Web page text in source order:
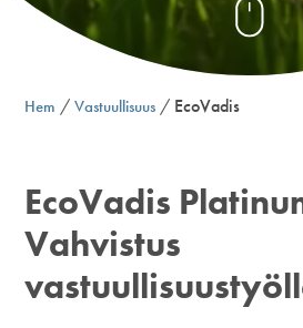
Hem /Vastuullisuus / EcoVadis
EcoVadis
Vahvistus